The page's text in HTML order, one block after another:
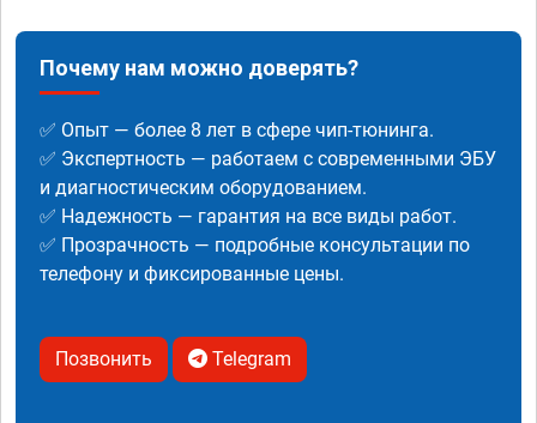
Почему нам можно доверять?
✅ Опыт — более 8 лет в сфере чип-тюнинга.
✅ Экспертность — работаем с современными ЭБУ
и диагностическим оборудованием.
✅ Надежность — гарантия на все виды работ.
✅ Прозрачность — подробные консультации по
телефону и фиксированные цены.
Позвонить Telegram